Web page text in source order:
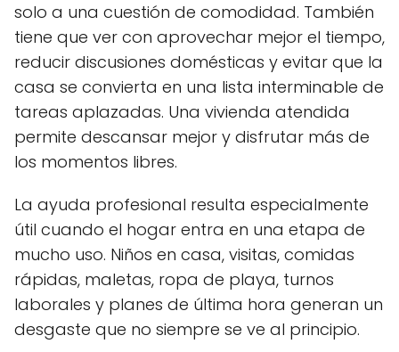
solo a una cuestión de comodidad. También
tiene que ver con aprovechar mejor el tiempo,
reducir discusiones domésticas y evitar que la
casa se convierta en una lista interminable de
tareas aplazadas. Una vivienda atendida
permite descansar mejor y disfrutar más de
los momentos libres.
La ayuda profesional resulta especialmente
útil cuando el hogar entra en una etapa de
mucho uso. Niños en casa, visitas, comidas
rápidas, maletas, ropa de playa, turnos
laborales y planes de última hora generan un
desgaste que no siempre se ve al principio.